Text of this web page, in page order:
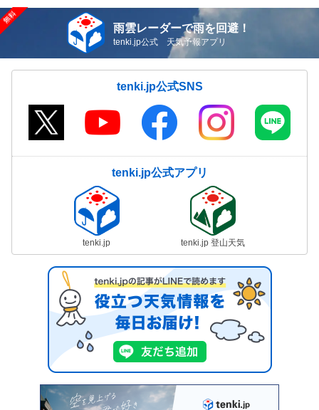
雨雲レーダーで雨を回避！
tenki.jp公式 天気予報アプリ
tenki.jp公式SNS
tenki.jp公式アプリ
tenki.jp tenki.jp 登山天気